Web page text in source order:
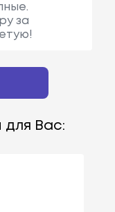
за
для Вас: